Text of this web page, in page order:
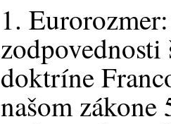
1.
zodpovednosti
doktríne
našom zákone